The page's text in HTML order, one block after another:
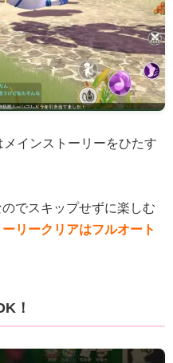
インストーリーをひたす
でスキップせずに楽しむ
ーリークリアはフルオート
！